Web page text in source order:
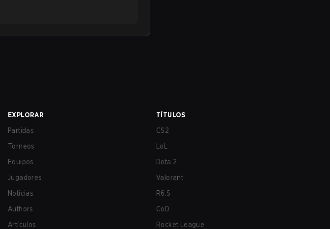
EXPLORAR
Partidas
Torneos
Equipos
Jugadores
Noticias
Authors
Artículos
TÍTULOS
CS2
LoL
Dota 2
Valorant
R6:S
CoD
Rocket League